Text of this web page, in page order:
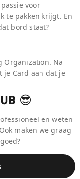
voor
te pakken krijgt. En
bord staat?
Organization. Na
je Card aan dat je
😎
en weten
maken we graag